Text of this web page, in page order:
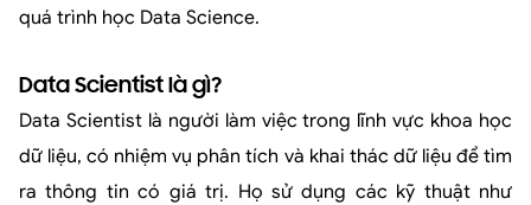
quá trình học Data Science.
Data Scientist là gì?
Data Scientist là người làm việc trong lĩnh vực khoa học
dữ liệu, có nhiệm vụ phân tích và khai thác dữ liệu để tìm
ra thông tin có giá trị. Họ sử dụng các kỹ thuật như